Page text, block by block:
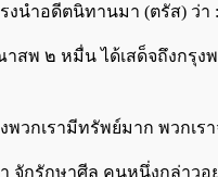
งนำอดีตนิทานมา (ตรัส) ว่า
สพ ๒ หมื่น ได้เสด็จถึงกรุ
วกเรามีทรัพย์มาก พวกเร
จักรักษาศีล คนหนึ่งกล่าว